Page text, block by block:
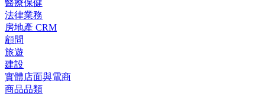
醫療保健
法律業務
房地產 CRM
顧問
旅遊
建設
實體店面與電商
商品品類